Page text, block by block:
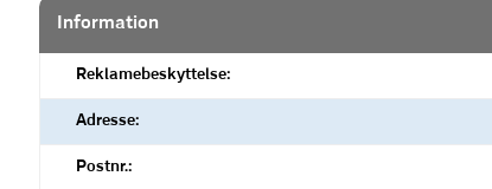
Information
Reklamebeskyttelse:
Adresse:
Postnr.: